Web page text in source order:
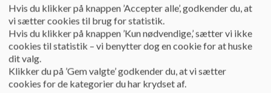
Se film om UFOen
Film om UFOen til nye børn og deres forældre
Klik på en af de tre film:
Hvis du klikker på knappen ’Accepter alle’, godkender du, at
vi sætter cookies til brug for statistik.
Hvis du klikker på knappen ’Kun nødvendige,’ sætter vi ikke
cookies til statistik – vi benytter dog en cookie for at huske
dit valg.
Klikker du på ’Gem valgte’ godkender du, at vi sætter
cookies for de kategorier du har krydset af.